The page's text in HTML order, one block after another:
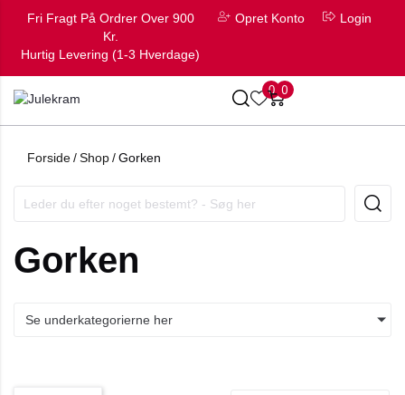
Fri Fragt På Ordrer Over 900
Kr.
Hurtig Levering (1-3 Hverdage)
Opret Konto Login
0 0
Forside/Shop/Gorken
Gorken
Se underkategorierne her